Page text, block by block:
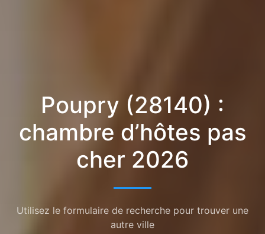
Poupry (28140) :
chambre d’hôtes pas
cher 2026
Utilisez le formulaire de recherche pour trouver une
autre ville